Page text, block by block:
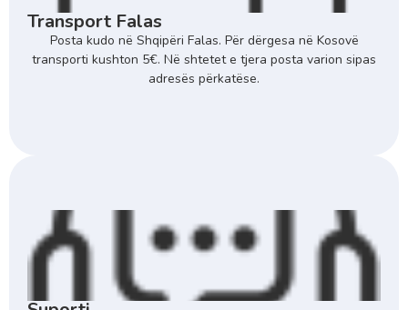
Transport Falas
Posta kudo në Shqipëri Falas. Për dërgesa në Kosovë
transporti kushton 5€. Në shtetet e tjera posta varion sipas
adresës përkatëse.